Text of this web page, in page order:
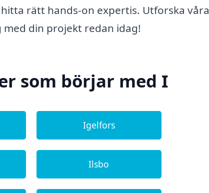
rätt hands-on expertis. Utforska våra
med din projekt redan idag!
som börjar med I
Igelfors
Ilsbo